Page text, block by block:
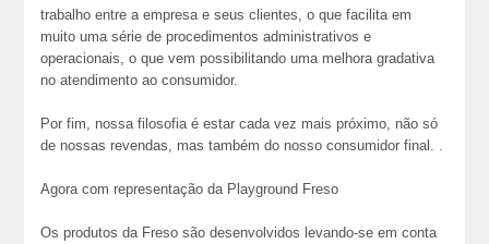
trabalho entre a empresa e seus clientes, o que facilita em
muito uma série de procedimentos administrativos e
operacionais, o que vem possibilitando uma melhora gradativa
no atendimento ao consumidor.
Por fim, nossa filosofia é estar cada vez mais próximo, não só
de nossas revendas, mas também do nosso consumidor final. .
Agora com representação da Playground Freso
Os produtos da Freso são desenvolvidos levando-se em conta